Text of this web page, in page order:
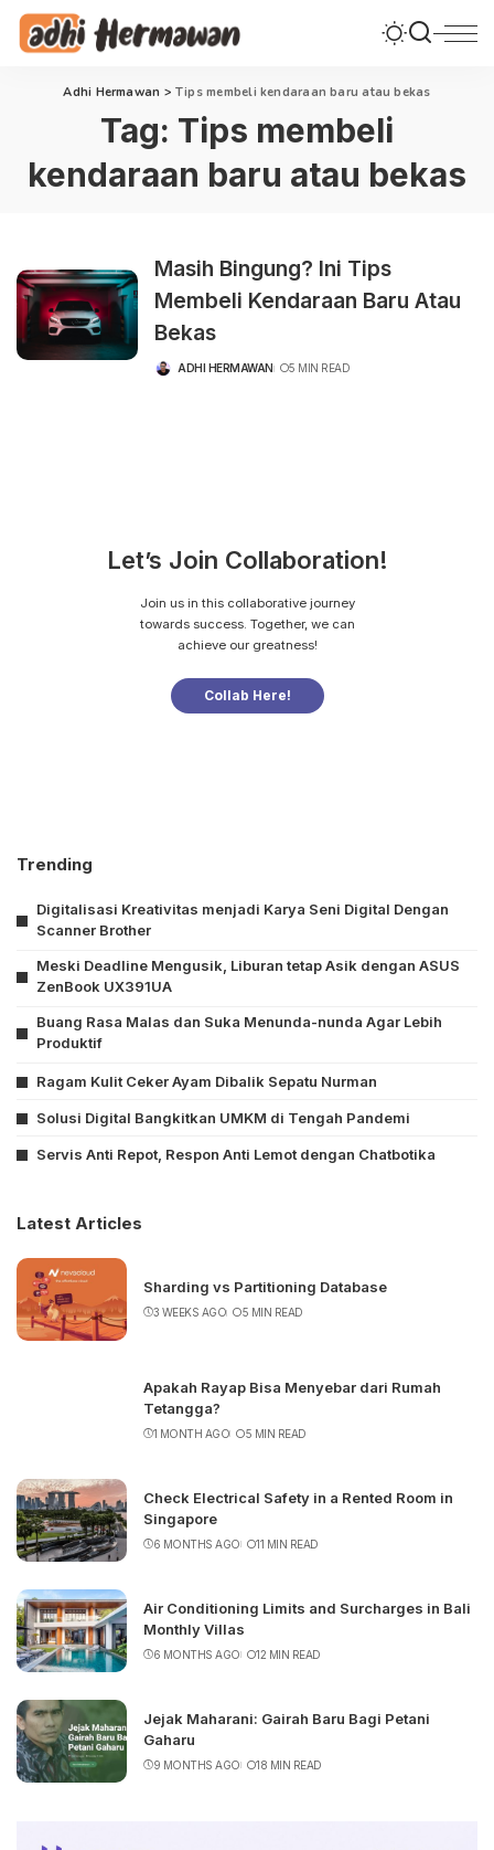
Adhi Hermawan >Tips membeli kendaraan baru atau bekas
Tag: Tips membeli
kendaraan baru atau bekas
Masih Bingung? Ini Tips
Membeli Kendaraan Baru Atau
Bekas
POSTED
ADHI HERMAWAN 5 MIN READ
Let’s Join Collaboration!
Join us in this collaborative journey
towards success. Together, we can
achieve our greatness!
Collab Here!
Trending
Digitalisasi Kreativitas menjadi Karya Seni Digital Dengan
Scanner Brother
Meski Deadline Mengusik, Liburan tetap Asik dengan ASUS
ZenBook UX391UA
Buang Rasa Malas dan Suka Menunda-nunda Agar Lebih
Produktif
Ragam Kulit Ceker Ayam Dibalik Sepatu Nurman
Solusi Digital Bangkitkan UMKM di Tengah Pandemi
Servis Anti Repot, Respon Anti Lemot dengan Chatbotika
Latest Articles
Sharding vs Partitioning Database
3 WEEKS AGO 5 MIN READ
Apakah Rayap Bisa Menyebar dari Rumah
Tetangga?
1 MONTH AGO 5 MIN READ
Check Electrical Safety in a Rented Room in
Singapore
6 MONTHS AGO 11 MIN READ
Air Conditioning Limits and Surcharges in Bali
Monthly Villas
6 MONTHS AGO 12 MIN READ
Jejak Maharani: Gairah Baru Bagi Petani
Gaharu
9 MONTHS AGO 18 MIN READ